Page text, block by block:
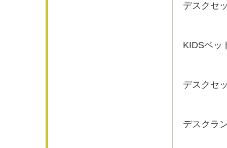
デスクセ
KIDSベッ
デスクセ
デスクラ